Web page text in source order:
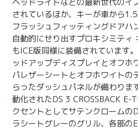
されているほか、キーが車から
フラッシュフィッティングドアハ
自動的にせり出すプロキシミティ
もICE版同様に装備されています
ッドアップディスプレイとオフホ
パレザーシートとオフホワイトの
らったダッシュパネルが備わりま
動化されたDS 3 CROSSBACK E-
クセントとしてサテンクロームの
ラシートグレーのグリル、各部の